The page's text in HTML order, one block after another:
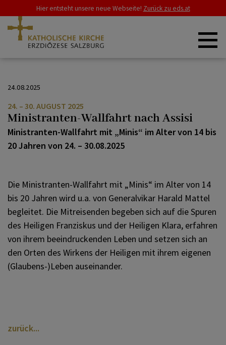
Hier entsteht unsere neue Webseite! Zurück zu eds.at
SCHWERPUNKTE
Franziskusjahr
Synode
Heiliges Jahr
Kirche in der Region
RAT & HILFE
KOMMUNIKATION
SONSTIGES
24.08.2025
24. – 30. AUGUST 2025
Ministranten-Wallfahrt nach Assisi
Ministranten-Wallfahrt mit „Minis“ im Alter von 14 bis
20 Jahren von 24. – 30.08.2025
Die Ministranten-Wallfahrt mit „Minis“ im Alter von 14
bis 20 Jahren wird u.a. von Generalvikar Harald Mattel
begleitet. Die Mitreisenden begeben sich auf die Spuren
des Heiligen Franziskus und der Heiligen Klara, erfahren
von ihrem beeindruckenden Leben und setzen sich an
den Orten des Wirkens der Heiligen mit ihrem eigenen
(Glaubens-)Leben auseinander.
zurück